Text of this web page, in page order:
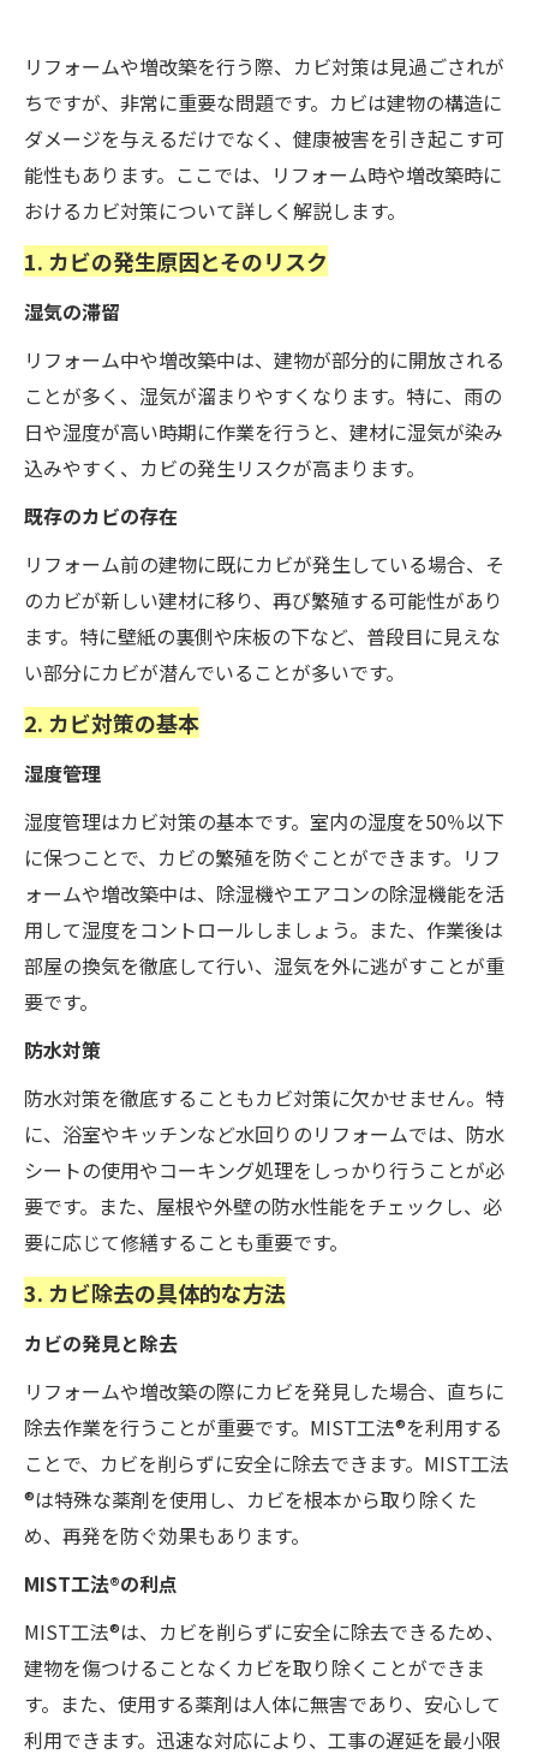
リフォームや増改築を行う際、カビ対策は見過ごされが
ちですが、非常に重要な問題です。カビは建物の構造に
ダメージを与えるだけでなく、健康被害を引き起こす可
能性もあります。ここでは、リフォーム時や増改築時に
おけるカビ対策について詳しく解説します。
1. カビの発生原因とそのリスク
湿気の滞留
リフォーム中や増改築中は、建物が部分的に開放される
ことが多く、湿気が溜まりやすくなります。特に、雨の
日や湿度が高い時期に作業を行うと、建材に湿気が染み
込みやすく、カビの発生リスクが高まります。
既存のカビの存在
リフォーム前の建物に既にカビが発生している場合、そ
のカビが新しい建材に移り、再び繁殖する可能性があり
ます。特に壁紙の裏側や床板の下など、普段目に見えな
い部分にカビが潜んでいることが多いです。
2. カビ対策の基本
湿度管理
湿度管理はカビ対策の基本です。室内の湿度を50％以下
に保つことで、カビの繁殖を防ぐことができます。リフ
ォームや増改築中は、除湿機やエアコンの除湿機能を活
用して湿度をコントロールしましょう。また、作業後は
部屋の換気を徹底して行い、湿気を外に逃がすことが重
要です。
防水対策
防水対策を徹底することもカビ対策に欠かせません。特
に、浴室やキッチンなど水回りのリフォームでは、防水
シートの使用やコーキング処理をしっかり行うことが必
要です。また、屋根や外壁の防水性能をチェックし、必
要に応じて修繕することも重要です。
3. カビ除去の具体的な方法
カビの発見と除去
リフォームや増改築の際にカビを発見した場合、直ちに
除去作業を行うことが重要です。MIST工法®を利用する
ことで、カビを削らずに安全に除去できます。MIST工法
®は特殊な薬剤を使用し、カビを根本から取り除くた
め、再発を防ぐ効果もあります。
MIST工法®の利点
MIST工法®は、カビを削らずに安全に除去できるため、
建物を傷つけることなくカビを取り除くことができま
す。また、使用する薬剤は人体に無害であり、安心して
利用できます。迅速な対応により、工事の遅延を最小限